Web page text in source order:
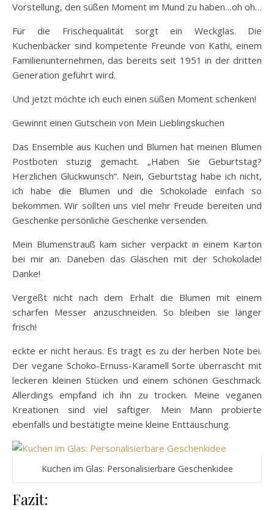
Vorstellung, den süßen Moment im Mund zu haben…oh oh…
Für die Frischequalität sorgt ein Weckglas. Die
Kuchenbäcker sind kompetente Freunde von Kathi, einem
Familienunternehmen, das bereits seit 1951 in der dritten
Generation geführt wird.
Und jetzt möchte ich euch einen süßen Moment schenken!
Gewinnt einen Gutschein von Mein Lieblingskuchen
Das Ensemble aus Kuchen und Blumen hat meinen Blumen
Postboten stuzig gemacht. „Haben Sie Geburtstag?
Herzlichen Glückwunsch“. Nein, Geburtstag habe ich nicht,
ich habe die Blumen und die Schokolade einfach so
bekommen. Wir sollten uns viel mehr Freude bereiten und
Geschenke persönliche Geschenke versenden.
Mein Blumenstrauß kam sicher verpackt in einem Karton
bei mir an. Daneben das Gläschen mit der Schokolade!
Danke!
Vergeßt nicht nach dem Erhalt die Blumen mit einem
scharfen Messer anzuschneiden. So bleiben sie länger
frisch!
eckte er nicht heraus. Es trägt es zu der herben Note bei.
Der vegane Schoko-Ernuss-Karamell Sorte überrascht mit
leckeren kleinen Stücken und einem schönen Geschmack.
Allerdings empfand ich ihn zu trocken. Meine veganen
Kreationen sind viel saftiger. Mein Mann probierte
ebenfalls und bestätigte meine kleine Enttäuschung.
Kuchen im Glas: Personalisierbare Geschenkidee
Fazit: